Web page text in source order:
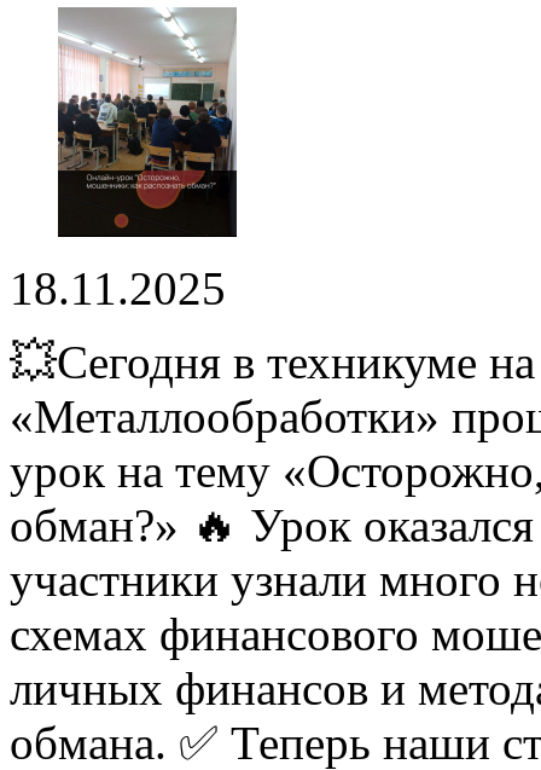
18.11.2025
💥Сегодня в техникуме
«Металлообработки»
урок на тему
обман?» 🔥 Урок
участники узнали много
схемах финансового
личных финансов и
обмана. ✅ Теперь наши